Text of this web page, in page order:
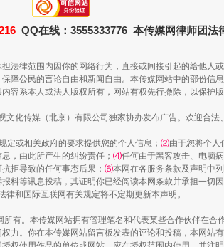
以产业富民促振兴
QQ在线：3555333776 本传媒网律师团法
法律范围内因你的网络行为，直接或间接引起的给他人
障公民的言论自由和新闻自由。本传媒网站中的部份信
容系本人或法人版权所有，网站有权先行撤除，以保护
化传媒（北京）有限公司独家协办发布广告。欢迎合
定或相关政府的要求提供您的个人信息； ⑵由于您将个人
，由此所产生的纠纷责任； ⑷任何由于黑客攻击、电脑
抗拒导致的任何事态后果； ⑹本网在各服务条款及声明中
料等讯息投稿，其证明你已经阅读本网条款并承担一切
和国际互联网有关规定将不定期更新本声明。
有。本传媒网站拥有管理笔名和代表某些合作伙伴在
力。你在本传媒网站留言板发表的评论和投稿，本网站